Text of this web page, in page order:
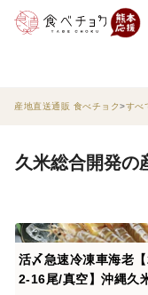
産地直送通販 食べチョク すべ
久米総合開発の
活〆急速冷凍車海老
2-16尾/真空】沖縄久